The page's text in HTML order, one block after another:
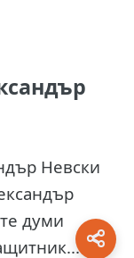
Невски
думи